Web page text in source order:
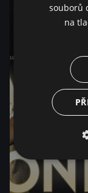
souborů
na